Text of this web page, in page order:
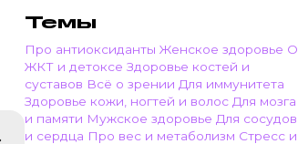
Темы
Про антиоксиданты Женское здоровье О
ЖКТ и детоксе Здоровье костей и
суставов Всё о зрении Для иммунитета
Здоровье кожи, ногтей и волос Для мозга
и памяти Мужское здоровье Для сосудов
и сердца Про вес и метаболизм Стресс и